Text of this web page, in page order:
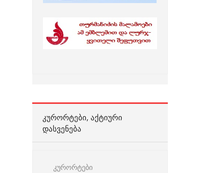
ᲙᲣᲠᲝᲠᲢᲔᲑᲘ, ᲐᲥᲢᲘᲣᲠᲘ
ᲓᲐᲡᲕᲔᲜᲔᲑᲐ
კურორტები